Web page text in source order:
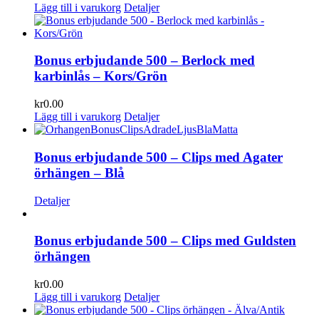
Lägg till i varukorg Detaljer
Bonus erbjudande 500 – Berlock med
karbinlås – Kors/Grön
kr0.00
Lägg till i varukorg Detaljer
Bonus erbjudande 500 – Clips med Agater
örhängen – Blå
Detaljer
Bonus erbjudande 500 – Clips med Guldsten
örhängen
kr0.00
Lägg till i varukorg Detaljer